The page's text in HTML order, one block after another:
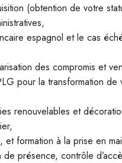
(obtention de votre
espagnol et le cas
des compromis et
pour la transformation
renouvelables et
formation à la prise en
de présence, contrôle